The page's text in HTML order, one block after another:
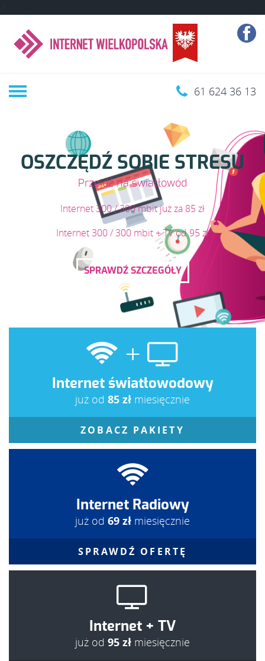
61 624 36 13
OSZCZĘDŹ SOBIE STRESU
Przejdź na światłowód
Internet 300 / 300 mbit już za 85 zł
Internet 300 / 300 mbit + TV od 95 zł
SPRAWDŹ SZCZEGÓŁY
+
Internet światłowodowy
już od 85 zł miesięcznie
ZOBACZ PAKIETY
Internet Radiowy
już od 69 zł miesięcznie
SPRAWDŹ OFERTĘ
Internet + TV
już od 95 zł miesięcznie